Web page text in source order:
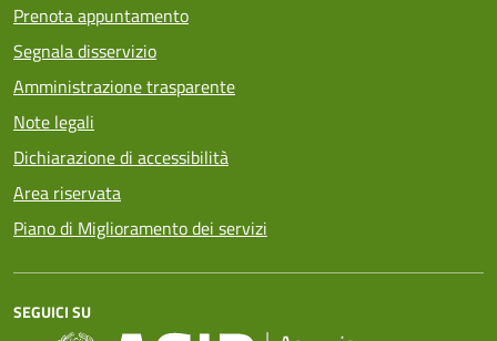
Prenota appuntamento
Segnala disservizio
Amministrazione trasparente
Note legali
Dichiarazione di accessibilità
Area riservata
Piano di Miglioramento dei servizi
SEGUICI SU